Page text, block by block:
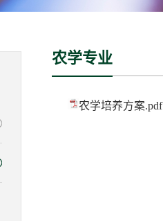
农学专业
农学培养方案.pdf